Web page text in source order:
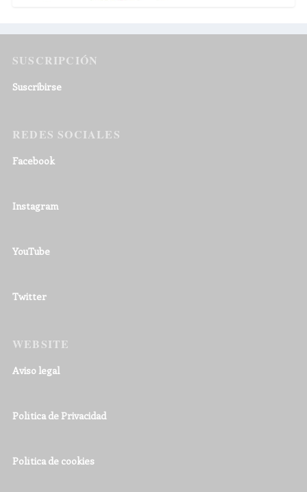
SUSCRIPCIÓN
Suscribirse
REDES SOCIALES
Facebook
Instagram
YouTube
Twitter
WEBSITE
Aviso legal
Política de Privacidad
Política de cookies